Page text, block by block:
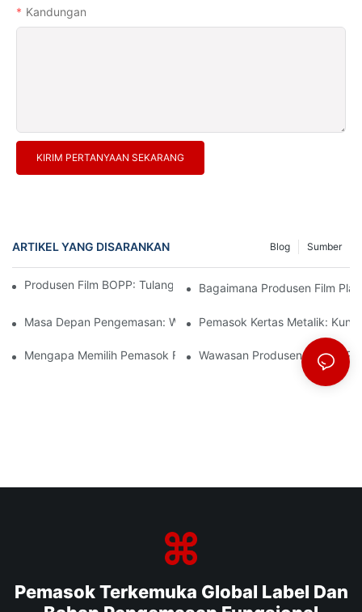
Kandungan
KIRIM PERTANYAAN SEKARANG
ARTIKEL YANG DISARANKAN Sumber
Blog
Produsen Film BOPP: Tulang Punggung Kemasan Fleksibel
Bagaimana Produsen Film
Masa Depan Pengemasan: Wawasan Dari Produsen Material
Pemasok Kertas Metalik:
Mengapa Memilih Pemasok Film BOPP Yang Tepat Penting
Wawasan Produsen Film
Pemasok Terkemuka Global Label Dan